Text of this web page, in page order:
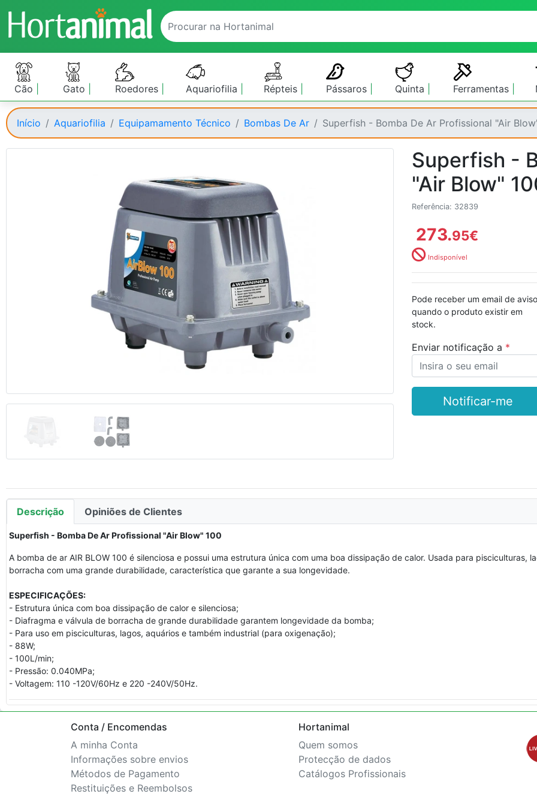
Cão Gato Roedores Aquariofilia Répteis Pássaros Quinta Ferramentas
Início Aquariofilia Equipamamento Técnico Bombas De Ar Superfish - Bomba De Ar Profissional "Air
Superfish -
"Air Blow"
Referência: 32839
273.95€
Indisponível
Pode receber um email de aviso
quando o produto existir em
stock.
Enviar notificação a
Notificar-me
Descrição Opiniões de Clientes
Superfish - Bomba De Ar Profissional "Air Blow" 100
A bomba de ar AIR BLOW 100 é silenciosa e possui uma estrutura única com uma boa dissipação de calor. Usada para pisciculturas,
borracha com uma grande durabilidade, característica que garante a sua longevidade.
ESPECIFICAÇÕES:
- Estrutura única com boa dissipação de calor e silenciosa;
- Diafragma e válvula de borracha de grande durabilidade garantem longevidade da bomba;
- Para uso em pisciculturas, lagos, aquários e também industrial (para oxigenação);
- 88W;
- 100L/min;
- Pressão: 0.040MPa;
- Voltagem: 110 -120V/60Hz e 220 -240V/50Hz.
Conta / Encomendas
A minha Conta
Informações sobre envios
Métodos de Pagamento
Restituições e Reembolsos
Hortanimal
Quem somos
Protecção de dados
Catálogos Profissionais